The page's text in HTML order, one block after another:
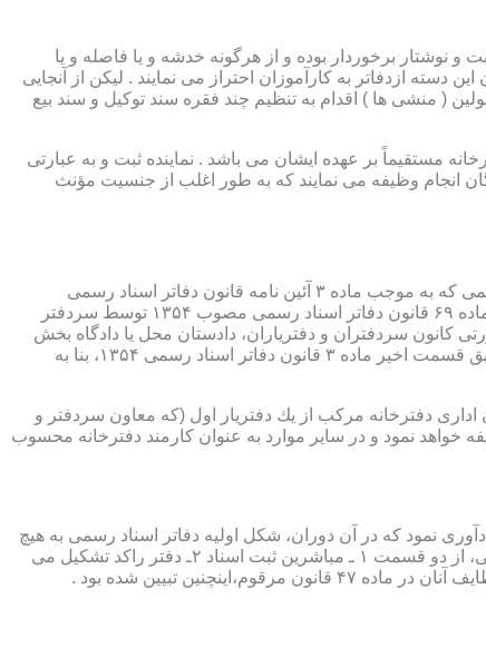
نوشتار برخوردار بوده و از هرگونه خدشه و یا فاصله و یا
ازدفاتر به کارآموزان احتراز می نمایند . لیکن از آنجایی
( منشی ها ) اقدام به تنظیم چند فقره سند توکیل و سند بیع
مستقیماً بر عهده ایشان می باشد . نماینده ثبت و به عبارتی
انجام وظیفه می نمایند که به طور اغلب از جنسیت مؤنث
یكی از مناصب بسیار مهم، خطیر و مورد بحث در حقوق مربوط به دفاتر اسناد رسمی، منصب دفتر یاری است. برخلاف سران دفاتر اسناد رسمی كه به موجب ماده ۳ آئین نامه قانون دفاتر اسناد رسمی
(اصلاحی ۲۷/۱۱/۱۳۶۰) به طور سراسری و عمومی، از طریق آگهی، امتحانات ورودی و اختبار، انتخاب گردیده یا به موجب اختیارات حاصله از ماده ۶۹ قانون دفاتر اسناد رسمی مصوب ۱۳۵۴ توسط سردفتر
كانون سردفتران و دفتریاران، دادستان محل یا دادگاه بخش
(حسب مورد) توسط سازمان ثبت اسناد و املاك كشور پیشنهاد و با ابلاغ ریاست قوه قضائیه به این سمت منصوب خواهند شد. دفتریاران، مطابق قسمت اخیر ماده ۳ قانون دفاتر اسناد رسمی ۱۳۵۴، بنا به
اداری دفترخانه مركب از یك دفتریار اول (كه معاون سردفتر و
خواهد نمود و در سایر موارد به عنوان كارمند دفترخانه محسوب
مراجعان، به قانون ثبت اسناد مصوب سال ۱۲۹۰ شمسی بازمی گردد.باید یادآوری نمود كه در آن دوران، شكل اولیه دفاتر اسناد رسمی به هیچ
عنوان جنبه استقلالی نداشته است. مطابق قانون یاد شده، به منظور رسمیت دادن به اسناد قاطبه مردم، دوایر ثبت اسناد به عنوان نهادی دولتی، از دو قسمت ۱ ـ مباشرین ثبت اسناد ۲ـ دفتر راكد تشكیل می
تبیین شده بود .